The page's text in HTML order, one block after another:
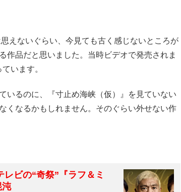
えないぐらい、今見ても古く感じないところが
作品だと思いました。当時ビデオで発売されま
います。
いるのに、『寸止め海峡（仮）』を見ていない
くなるかもしれません。そのぐらい外せない作
沌